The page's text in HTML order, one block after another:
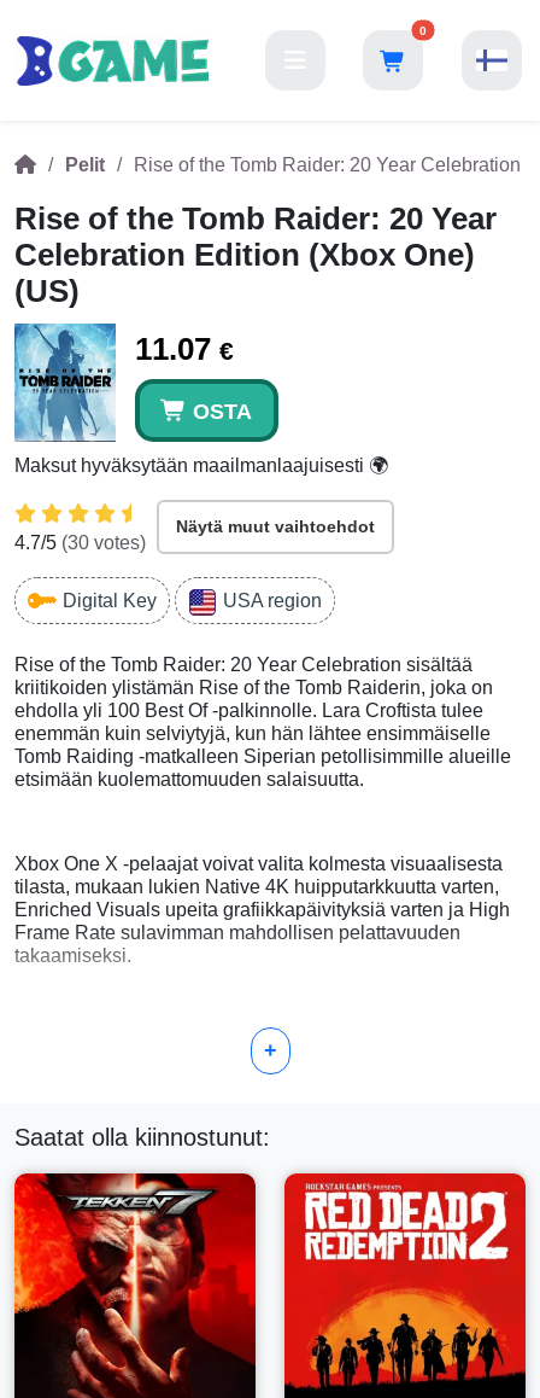
0
Pelit Rise of the Tomb Raider: 20 Year Celebration
Rise of the Tomb Raider: 20 Year
Celebration Edition (Xbox One)
(US)
11.07 €
OSTA
Maksut hyväksytään maailmanlaajuisesti 🌍
4.7/5 (30 votes)
Näytä muut vaihtoehdot
Digital Key USA region
Rise of the Tomb Raider: 20 Year Celebration sisältää
kriitikoiden ylistämän Rise of the Tomb Raiderin, joka on
ehdolla yli 100 Best Of -palkinnolle. Lara Croftista tulee
enemmän kuin selviytyjä, kun hän lähtee ensimmäiselle
Tomb Raiding -matkalleen Siperian petollisimmille alueille
etsimään kuolemattomuuden salaisuutta.
Xbox One X -pelaajat voivat valita kolmesta visuaalisesta
tilasta, mukaan lukien Native 4K huipputarkkuutta varten,
Enriched Visuals upeita grafiikkapäivityksiä varten ja High
Frame Rate sulavimman mahdollisen pelattavuuden
takaamiseksi.
+
Saatat olla kiinnostunut: